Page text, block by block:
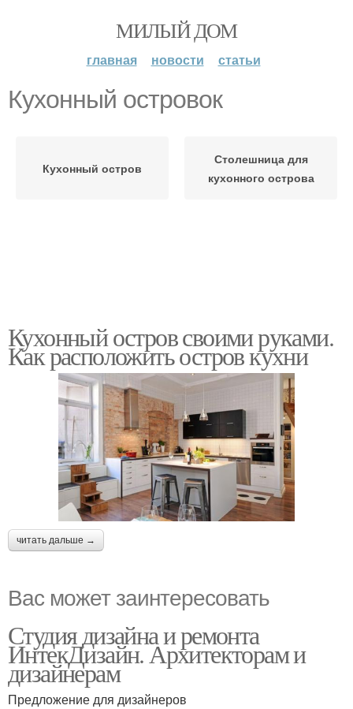
МИЛЫЙ ДОМ
главная новости статьи
Кухонный островок
Кухонный остров
Столешница для
кухонного острова
Кухонный остров своими руками.
Как расположить остров кухни
читать дальше →
Вас может заинтересовать
Студия дизайна и ремонта
ИнтекДизайн. Архитекторам и
дизайнерам
Предложение для дизайнеров